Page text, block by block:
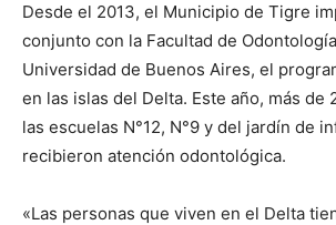
Desde el 2013, el Municipio de Tigre
conjunto con la Facultad de
Universidad de Buenos Aires, el
en las islas del Delta. Este año, más de
las escuelas N°12, N°9 y del jardín de
recibieron atención odontológica.
«Las personas que viven en el Delta